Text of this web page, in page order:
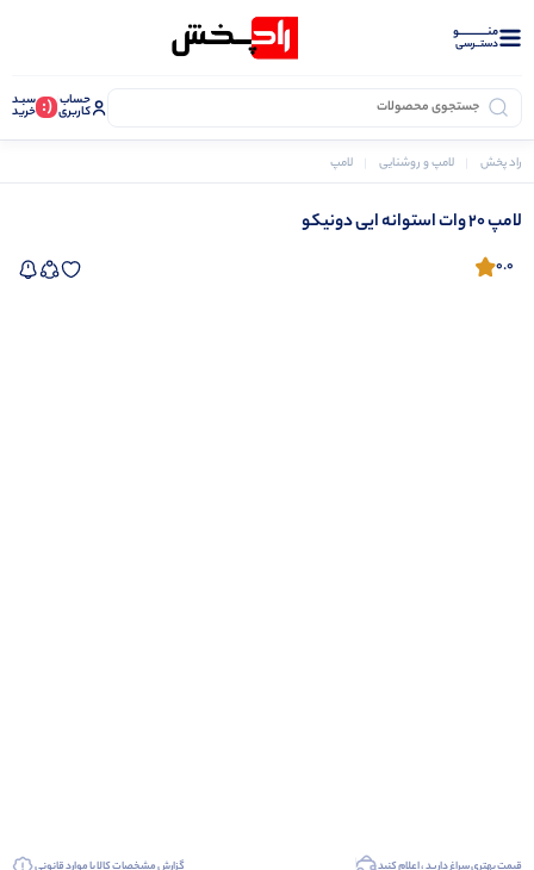
منــــــــــــو
دستــرسی
حساب
کاربری (: سبـد
خرید
راد پخش لامپ و روشنایی لامپ
لامپ 20 وات استوانه ایی دونیکو
0.0